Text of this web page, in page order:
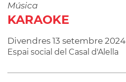
Música
KARAOKE
Divendres 13 setembre 2024
Espai social del Casal d'Alella